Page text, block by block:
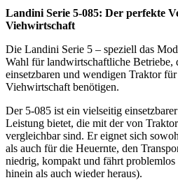
Landini Serie 5-085: Der perfekte
Viehwirtschaft
Die Landini Serie 5 – speziell das
Wahl für landwirtschaftliche Betriebe,
einsetzbaren und wendigen Traktor
Viehwirtschaft benötigen.
Der 5-085 ist ein vielseitig
Leistung bietet, die mit der von
vergleichbar sind. Er eignet sich
als auch für die Heuernte, den
niedrig, kompakt und fährt
hinein als auch wieder heraus).